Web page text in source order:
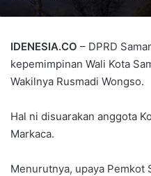
IDENESIA.CO – DPRD
kepemimpinan Wali Kota
Wakilnya Rusmadi Wongso.
Hal ni disuarakan anggota
Markaca.
Menurutnya, upaya Pemkot